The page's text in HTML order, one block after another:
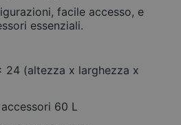
facile accesso, e
essenziali.
24 (altezza x larghezza x
60 L